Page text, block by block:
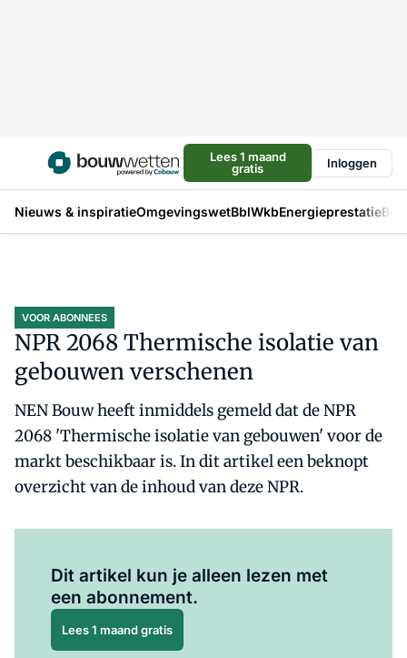
Lees 1 maand
gratis
Inloggen
Nieuws & inspiratieOmgevingswetBblWkbEnergieprestatie
VOOR ABONNEES
NPR 2068 Thermische isolatie van
gebouwen verschenen
NEN Bouw heeft inmiddels gemeld dat de NPR
2068 'Thermische isolatie van gebouwen' voor de
markt beschikbaar is. In dit artikel een beknopt
overzicht van de inhoud van deze NPR.
Dit artikel kun je alleen lezen met
een abonnement.
Lees 1 maand gratis